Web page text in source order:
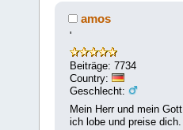
amos
'
Beiträge: 7734
Country:
Geschlecht:
Mein Herr und mein Gott,
ich lobe und preise dich.